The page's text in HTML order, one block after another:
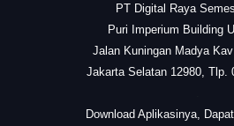
PT Digital Raya
Puri Imperium Building
Jalan Kuningan Madya
Jakarta Selatan 12980, Tlp.
Download Aplikasinya,